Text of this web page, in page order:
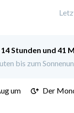
14 Stunden und 41
bis zum
um
Der